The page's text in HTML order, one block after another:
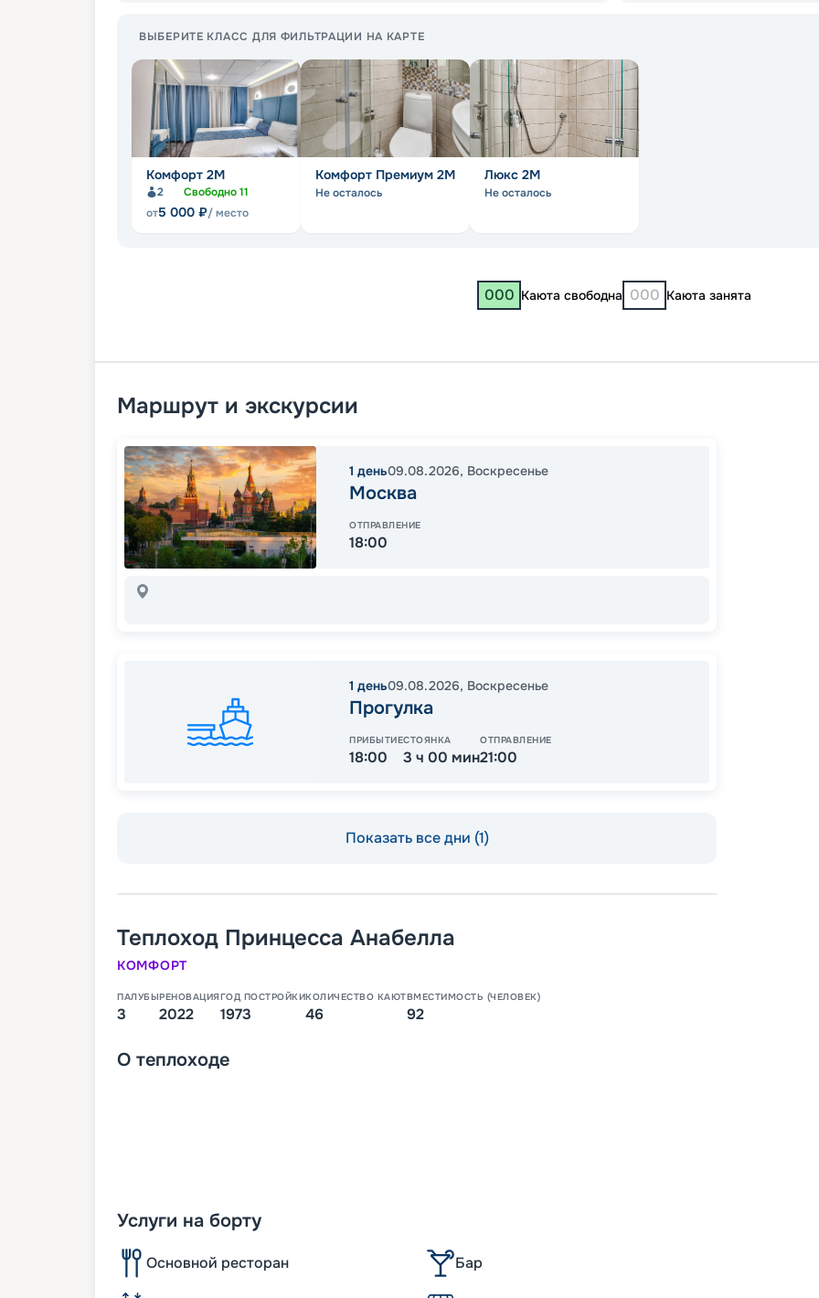
ВЫБЕРИТЕ КЛАСС ДЛЯ ФИЛЬТРАЦИИ НА КАРТЕ
Комфорт 2M
2 Свободно11
от5 000 ₽/ место
Комфорт Премиум 2M
Не осталось
Люкс 2M
Не осталось
000 Каюта свободна 000 Каюта занята
Маршрут и экскурсии
1 день09.08.2026, Воскресенье
Москва
ОТПРАВЛЕНИЕ
18:00
1 день09.08.2026, Воскресенье
Прогулка
ПРИБЫТИЕ
18:00
СТОЯНКА
3 ч 00 мин
ОТПРАВЛЕНИЕ
21:00
Показать все дни (1)
Теплоход Принцесса Анабелла
КОМФОРТ
ПАЛУБЫ
3
РЕНОВАЦИЯ
2022
ГОД ПОСТРОЙКИ
1973
КОЛИЧЕСТВО КАЮТ
46
ВМЕСТИМОСТЬ (ЧЕЛОВЕК)
92
О теплоходе
Услуги на борту
Основной ресторан Бар